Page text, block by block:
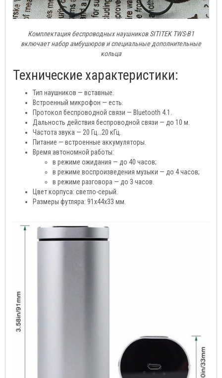
Комплектация беспроводных наушников SITITEK TWS-B1
включает набор амбушюров и специальные дополнительные
кольца
Технические характеристики:
Тип наушников — вставные.
Встроенный микрофон — есть.
Протокол беспроводной связи — Bluetooth 4.1.
Дальность действия беспроводной связи — до 10 м.
Частота звука — 20 Гц…20 кГц.
Питание — встроенные аккумуляторы.
Время автономной работы:
в режиме ожидания — до 40 часов;
в режиме воспроизведения музыки — до 4 часов;
в режиме разговора — до 3 часов.
Цвет корпуса: светло-серый.
Размеры футляра: 91х44х33 мм.